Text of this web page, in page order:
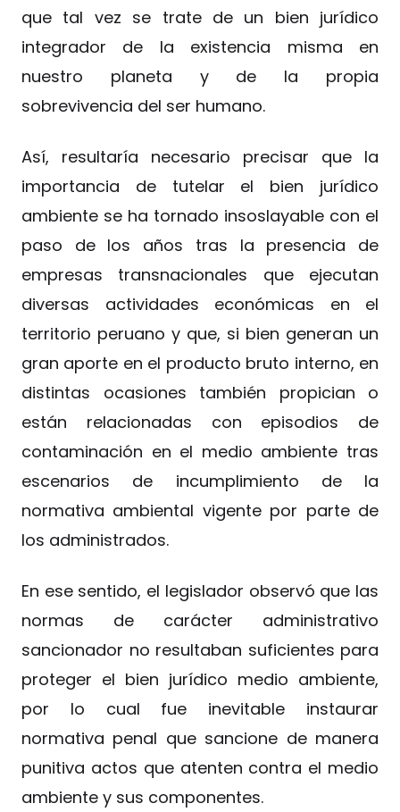
que tal vez se trate de un bien jurídico
integrador de la existencia misma en
nuestro planeta y de la propia
sobrevivencia del ser humano.
Así, resultaría necesario precisar que la
importancia de tutelar el bien jurídico
ambiente se ha tornado insoslayable con el
paso de los años tras la presencia de
empresas transnacionales que ejecutan
diversas actividades económicas en el
territorio peruano y que, si bien generan un
gran aporte en el producto bruto interno, en
distintas ocasiones también propician o
están relacionadas con episodios de
contaminación en el medio ambiente tras
escenarios de incumplimiento de la
normativa ambiental vigente por parte de
los administrados.
En ese sentido, el legislador observó que las
normas de carácter administrativo
sancionador no resultaban suficientes para
proteger el bien jurídico medio ambiente,
por lo cual fue inevitable instaurar
normativa penal que sancione de manera
punitiva actos que atenten contra el medio
ambiente y sus componentes.